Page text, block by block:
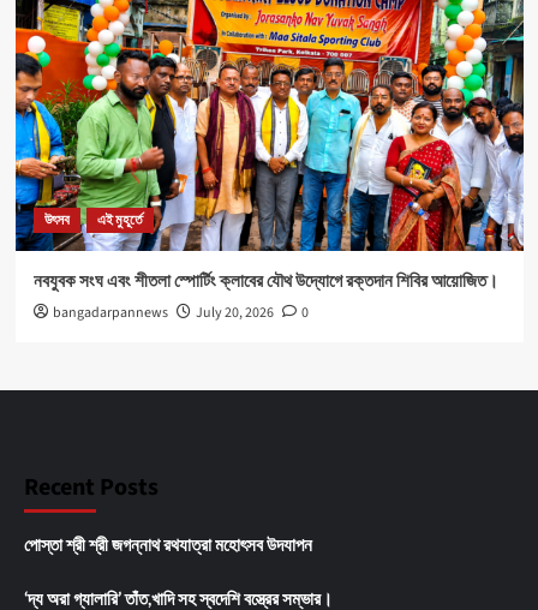
উৎসব এই মুহূর্তে
নবযুবক সংঘ এবং শীতলা স্পোর্টিং ক্লাবের যৌথ উদ্যোগে রক্তদান শিবির আয়োজিত।
bangadarpannews July 20, 2026 0
Recent Posts
পোস্তা শ্রী শ্রী জগন্নাথ রথযাত্রা মহোৎসব উদযাপন
‘দ্য অরা গ্যালারি’ তাঁত,খাদি সহ স্বদেশি বস্ত্রের সম্ভার।